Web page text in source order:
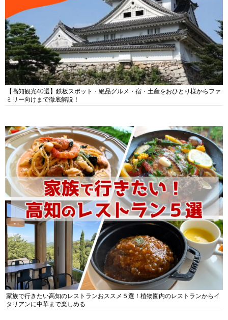
【高知観光40選】鉄板スポット・絶品グルメ・宿・土産をおひとり様からファ
ミリー向けまで徹底解説！
家族で行きたい高知のレストランおススメ５選！植物園内のレストランからイ
タリアンに中華まで楽しめる